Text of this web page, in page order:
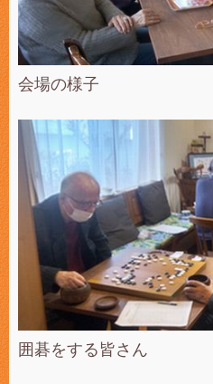
会場の様子
囲碁をする皆さん